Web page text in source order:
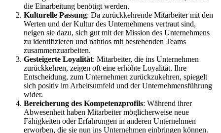
die Einarbeitung benötigt werden.
Kulturelle Passung: Da zurückkehrende Mitarbeiter mit den
Werten und der Kultur des Unternehmens vertraut sind,
neigen sie dazu, sich gut mit der Mission des Unternehmens
zu identifizieren und nahtlos mit bestehenden Teams
zusammenzuarbeiten.
Gesteigerte Loyalität: Mitarbeiter, die ins Unternehmen
zurückkehren, zeigen oft eine erhöhte Loyalität. Ihre
Entscheidung, zum Unternehmen zurückzukehren, spiegelt
sich positiv im Arbeitsumfeld und der Unternehmensführung
wider.
Bereicherung des Kompetenzprofils: Während ihrer
Abwesenheit haben Mitarbeiter möglicherweise neue
Fähigkeiten oder Erfahrungen in anderen Unternehmen
erworben, die sie nun ins Unternehmen einbringen können.